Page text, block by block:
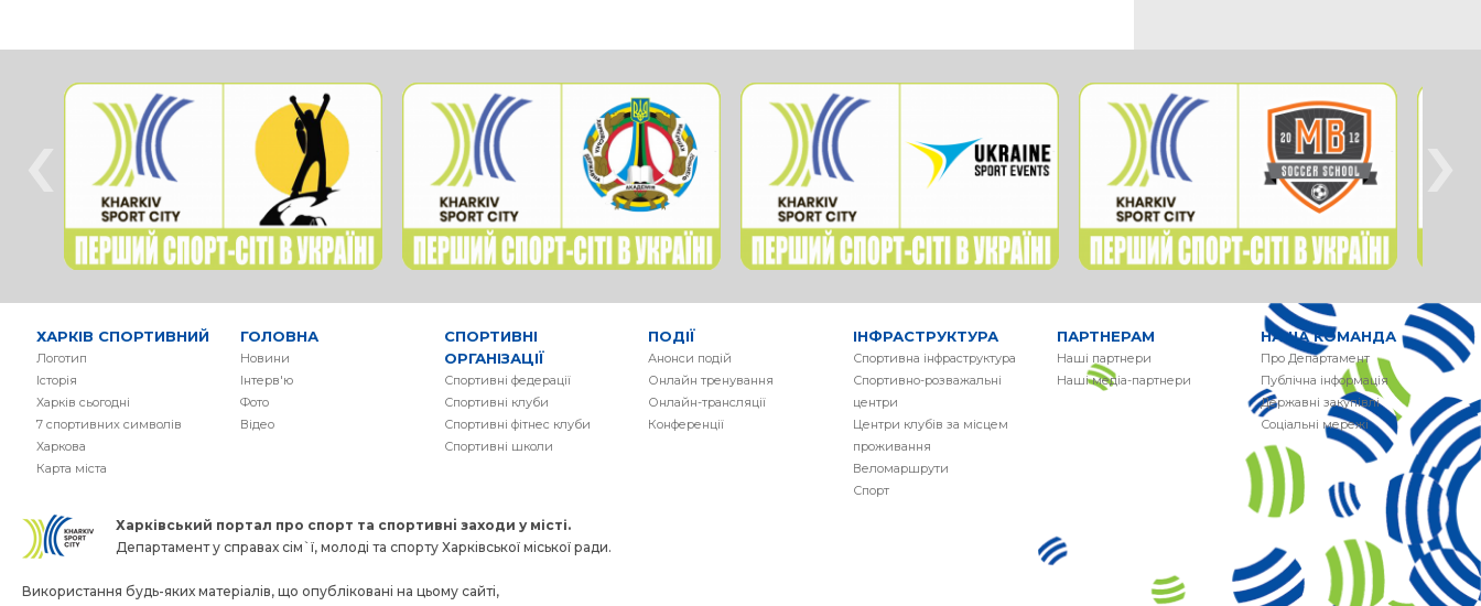
ХАРКІВ СПОРТИВНИЙ
Логотип
Історія
Харків сьогодні
7 спортивних символів
Харкова
Карта міста
ГОЛОВНА
Новини
Інтерв'ю
Фото
Вiдео
СПОРТИВНІ
ОРГАНІЗАЦІЇ
Спортивні федерації
Спортивні клуби
Спортивні фітнес клуби
Спортивні школи
ПОДІЇ
Анонси подій
Онлайн тренування
Онлайн-трансляції
Конференції
ІНФРАСТРУКТУРА
Спортивна інфраструктура
Спортивно-розважальні
центри
Центри клубів за місцем
проживання
Веломаршрути
Спорт
ПАРТНЕРАМ
Наші партнери
Наші медіа-партнери
НАША КОМАНДА
Про Департамент
Публічна інформація
Державні закупівлі
Соціальні мережі
Харківський портал про спорт та спортивнi заходи у місті.
Департамент у справах сім`ї, молоді та спорту Харківської міської ради.
Використання будь-яких матеріалів, що опубліковані на цьому сайті,